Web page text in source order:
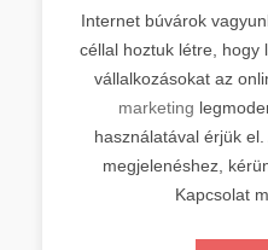
Internet búvárok
céllal hoztuk létre, hogy
vállalkozásokat az
marketing
használatával érjük
megjelenéshez,
Kapcsolat